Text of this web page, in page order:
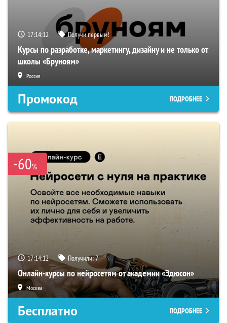
17:14:11 Получи первым!
Курсы по разработке, маркетингу, дизайну и не только от
школы «Бруноям»
Россия
Промокод ПОДРОБНЕЕ
-60%
17:14:11 Получили:7
Онлайн-курсы по нейросетям от академии «Эдюсон»
Москва
Бесплатно ПОДРОБНЕЕ